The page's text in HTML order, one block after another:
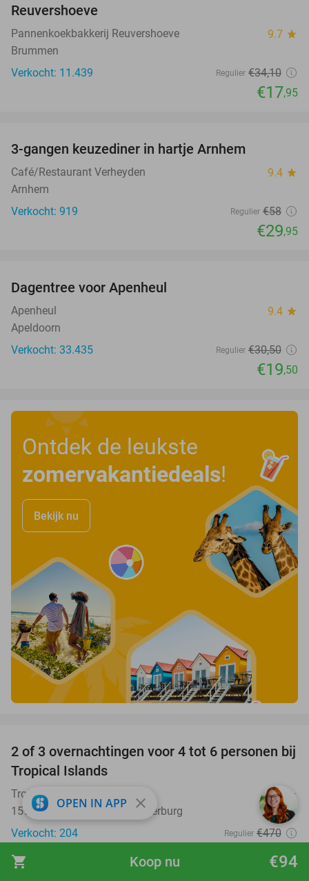
shopping_cart €94
Koop nu
Reuvershoeve
Pannenkoekbakkerij Reuvershoeve 9.7 star
Brummen
Verkocht: 11.439
Regulier €34,10
€17,95
3-gangen keuzediner in hartje Arnhem
Café/Restaurant Verheyden 9.4 star
Arnhem
Verkocht: 919
Regulier €58
€29,95
Dagentree voor Apenheul
Apenheul 9.4 star
Apeldoorn
Verkocht: 33.435
Regulier €30,50
€19,50
Ontdek de leukste
zomervakantiedeals!
Bekijk nu
31%
2 of 3 overnachtingen voor 4 tot 6 personen bij
Tropical Islands
Tropical Islands 7.6 star
15910, Krausnick-Groß Wasserburg
Verkocht: 204
Regulier €470
€324
Excl. ca. €2,14 p.p.p.n. toeristenbelasting
OPEN IN APP close